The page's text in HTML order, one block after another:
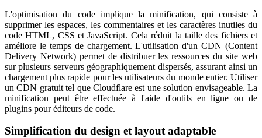
L'optimisation du code implique la minification, qui consiste à
supprimer les espaces, les commentaires et les caractères inutiles du
code HTML, CSS et JavaScript. Cela réduit la taille des fichiers et
améliore le temps de chargement. L'utilisation d'un CDN (Content
Delivery Network) permet de distribuer les ressources du site web
sur plusieurs serveurs géographiquement dispersés, assurant ainsi un
chargement plus rapide pour les utilisateurs du monde entier. Utiliser
un CDN gratuit tel que Cloudflare est une solution envisageable. La
minification peut être effectuée à l'aide d'outils en ligne ou de
plugins pour éditeurs de code.
Simplification du design et layout adaptable